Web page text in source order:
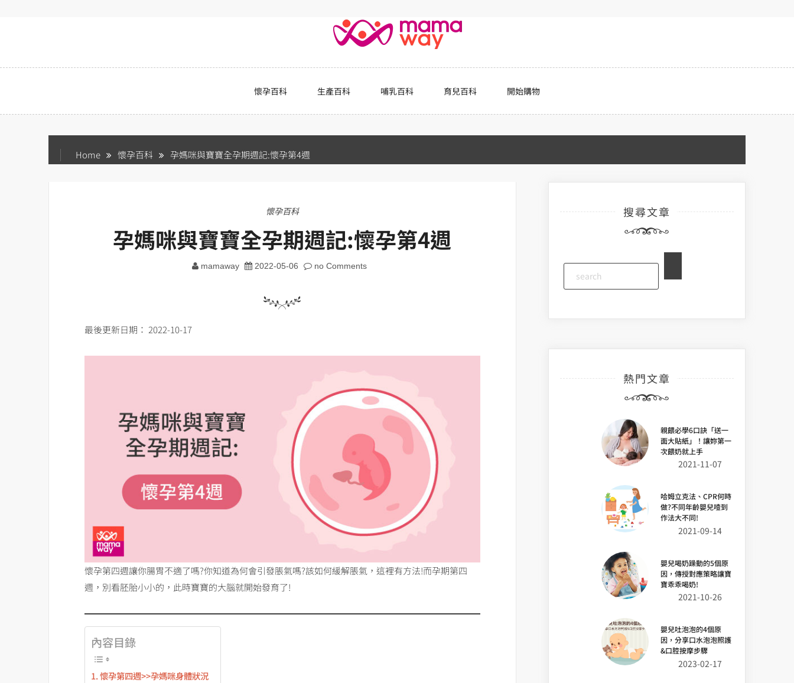
懷孕百科 生產百科 哺乳百科 育兒百科 開始購物
Home 懷孕百科 孕媽咪與寶寶全孕期週記:懷孕第4週
懷孕百科
孕媽咪與寶寶全孕期週記:懷孕第4週
mamaway 2022-05-06 no Comments
最後更新日期： 2022-10-17
懷孕第四週讓你腸胃不適了嗎?你知道為何會引發脹氣嗎?該如何緩解脹氣，這裡有方法!而孕期第四
週，別看胚胎小小的，此時寶寶的大腦就開始發育了!
內容目錄
懷孕第四週>>孕媽咪身體狀況
搜尋文章
熱門文章
親餵必學6口訣「送一
面大貼紙」！讓妳第一
次餵奶就上手
2021-11-07
哈姆立克法、CPR何時
做?不同年齡嬰兒噎到
作法大不同!
2021-09-14
嬰兒喝奶躁動的5個原
因，傳授對應策略讓寶
寶乖乖喝奶!
2021-10-26
嬰兒吐泡泡的4個原
因，分享口水泡泡照護
&口腔按摩步驟
2023-02-17